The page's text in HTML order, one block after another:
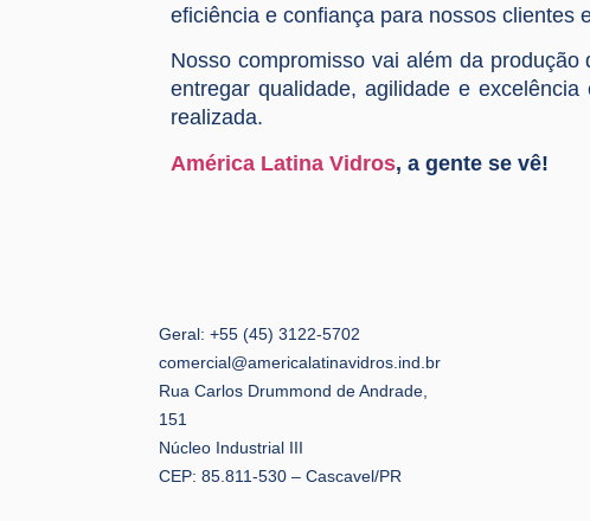
eficiência e confiança para nossos clientes
Nosso compromisso vai além da
entregar qualidade, agilidade e
realizada.
América Latina Vidros, a gente se vê!
Geral: +55 (45) 3122-5702
comercial@americalatinavidros.ind.br
Rua Carlos Drummond de Andrade,
151
Núcleo Industrial III
CEP: 85.811-530 – Cascavel/PR